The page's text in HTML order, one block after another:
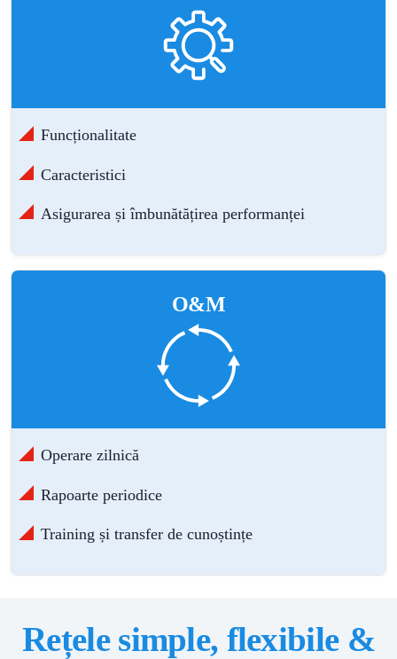
Funcționalitate
Caracteristici
Asigurarea și îmbunătățirea performanței
O&M
Operare zilnică
Rapoarte periodice
Training și transfer de cunoștințe
Rețele simple, flexibile &